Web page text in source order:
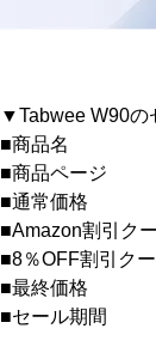
▼Tabwee W90の
■商品名 ：
■商品ペー
■通常価格
■Amazon割引ク
■8％OFF割引ク
■最終価格 ：
■セール期間 ：